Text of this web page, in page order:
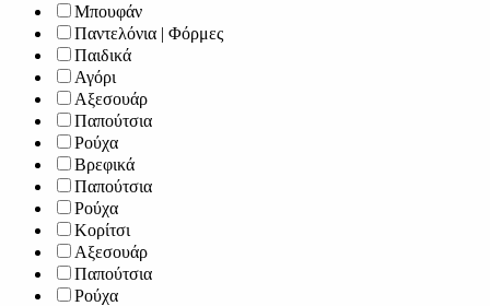
Μπουφάν
Παντελόνια | Φόρμες
Παιδικά
Αγόρι
Αξεσουάρ
Παπούτσια
Ρούχα
Βρεφικά
Παπούτσια
Ρούχα
Κορίτσι
Αξεσουάρ
Παπούτσια
Ρούχα